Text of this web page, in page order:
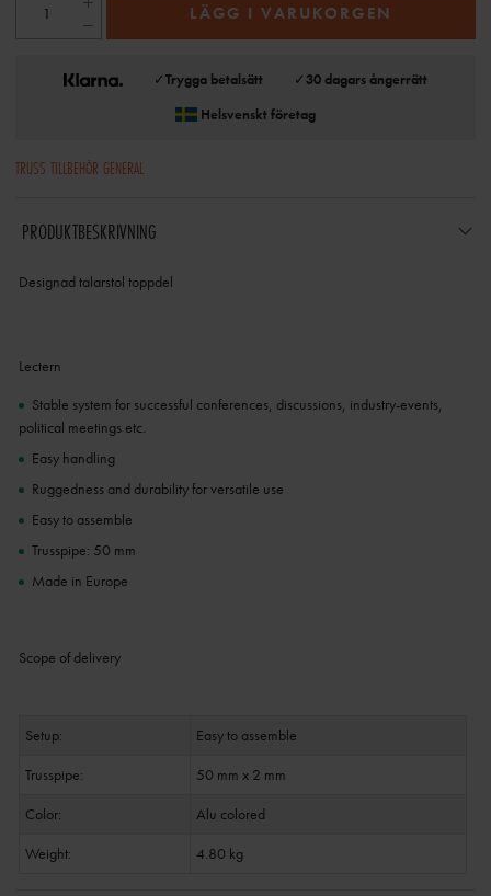
LÄGG I VARUKORGEN
✓Trygga betalsätt ✓30 dagars ångerrätt
Helsvenskt företag
TRUSS TILLBEHÖR GENERAL
PRODUKTBESKRIVNING
Designad talarstol toppdel
Lectern
Stable system for successful conferences, discussions, industry-events,
political meetings etc.
Easy handling
Ruggedness and durability for versatile use
Easy to assemble
Trusspipe: 50 mm
Made in Europe
Scope of delivery
Setup:
Easy to assemble
Trusspipe:
50 mm x 2 mm
Color:
Alu colored
Weight:
4.80 kg